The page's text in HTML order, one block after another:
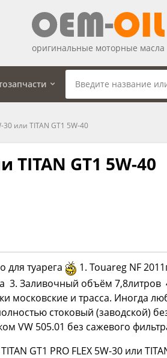
оригинальные моторные масла
30 или TITAN GT1 5W-40
TITAN GT1 5W-40
туарега
1. Touareg NF
3. Заливочный объём
московские и трасса. Иногда
стоковый (заводской)
VW 505.01 без сажевого
GT1 PRO FLEX 5W-30 или